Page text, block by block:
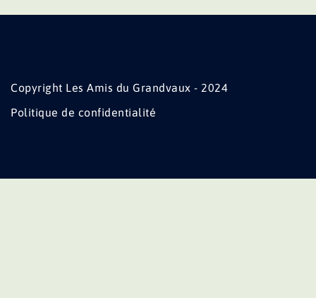
Copyright Les Amis du Grandvaux - 2024
Politique de confidentialité